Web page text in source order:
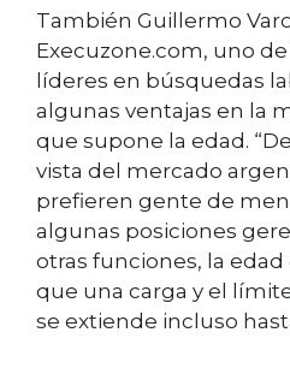
También Guillermo
Execuzone.com, uno
líderes en búsquedas
algunas ventajas en la
que supone la edad.
vista del mercado
prefieren gente de
algunas posiciones
otras funciones, la
que una carga y el
se extiende incluso